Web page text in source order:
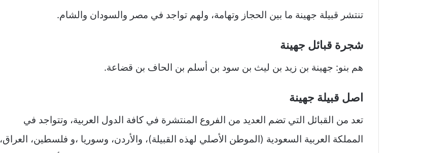
تنتشر قبيلة جهينة ما بين الحجاز وتهامة، ولهم تواجد في مصر والسودان والشام.
شجرة قبائل جهينة
هم بنو: جهينة بن زيد بن ليث بن سود بن أسلم بن الحاف بن قضاعة.
اصل قبيلة جهينة
تعد من القبائل التي تضم العديد من الفروع المنتشرة في كافة الدول العربية، وتتواجد في
المملكة العربية السعودية (الموطن الأصلي لهذه القبيلة)، والأردن، وسوريا ،و فلسطين، العراق،